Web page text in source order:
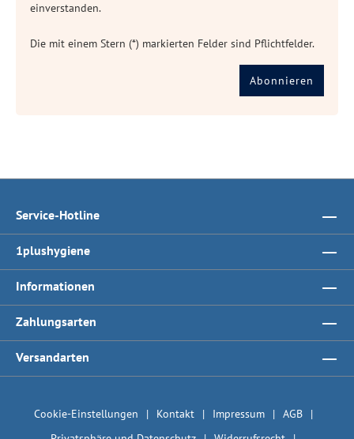
einverstanden.
Die mit einem Stern (*) markierten Felder sind Pflichtfelder.
Abonnieren
Service-Hotline
1plushygiene
Informationen
Zahlungsarten
Versandarten
Cookie-Einstellungen Kontakt Impressum
AGB